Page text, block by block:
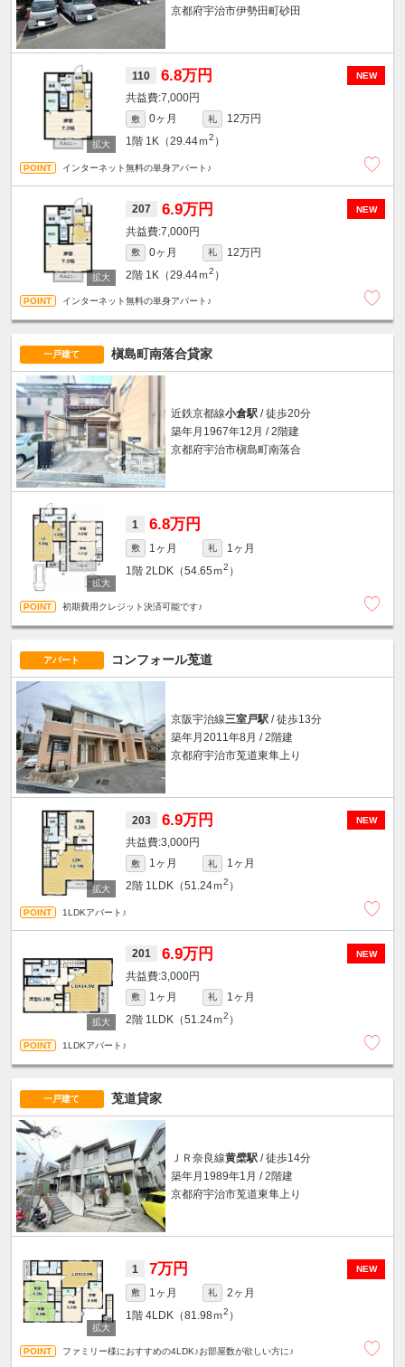
京都府宇治市伊勢田町砂田
NEW
110 6.8万円
7,000円
敷 0ヶ月 礼
12万円
1階 1K（29.44ｍ2 ）
インターネット無料の単身アパート♪
NEW
207 6.9万円
7,000円
敷 0ヶ月 礼
12万円
2階 1K（29.44ｍ2 ）
インターネット無料の単身アパート♪
一戸建て 槇島町南落合貸家
近鉄京都線小倉駅/ 徒歩20分
築年月1967年12月 / 2階建
京都府宇治市槇島町南落合
1 6.8万円
敷 1ヶ月 礼
1ヶ月
1階 2LDK（54.65ｍ2 ）
初期費用クレジット決済可能です♪
アパート コンフォール莵道
京阪宇治線三室戸駅/ 徒歩13分
築年月2011年8月 / 2階建
京都府宇治市莵道東隼上り
NEW
203 6.9万円
3,000円
敷 1ヶ月 礼
1ヶ月
2階 1LDK（51.24ｍ2 ）
1LDKアパート♪
NEW
201 6.9万円
3,000円
敷 1ヶ月 礼
1ヶ月
2階 1LDK（51.24ｍ2 ）
1LDKアパート♪
一戸建て 莵道貸家
ＪＲ奈良線黄檗駅/ 徒歩14分
築年月1989年1月 / 2階建
京都府宇治市莵道東隼上り
NEW
1 7万円
敷 1ヶ月 礼
2ヶ月
1階 4LDK（81.98ｍ2 ）
ファミリー様におすすめの4LDK♪お部屋数が欲しい方に♪